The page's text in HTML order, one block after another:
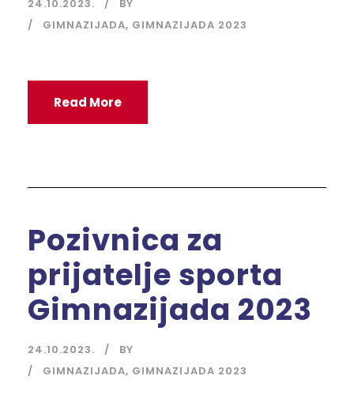
24.10.2023.
BY
GIMNAZIJADA, GIMNAZIJADA 2023
Read More
Pozivnica za
prijatelje sporta
Gimnazijada 2023
24.10.2023.
BY
GIMNAZIJADA, GIMNAZIJADA 2023